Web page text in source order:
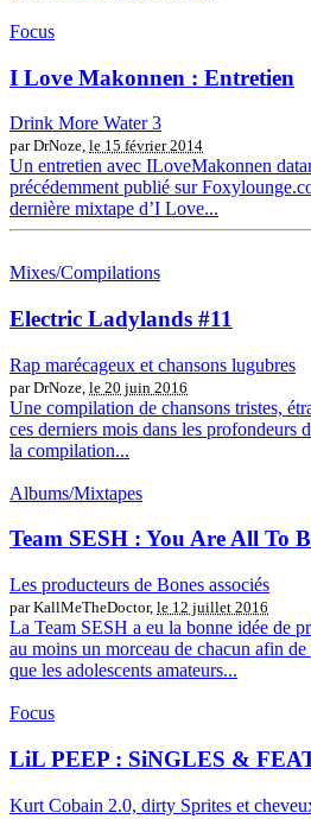
Focus
I Love Makonnen : Entretien
Drink More Water 3
par DrNoze, le 15 février 2014
Un entretien avec ILoveMakonnen
précédemment publié sur
dernière mixtape d’I Love...
Mixes/Compilations
Electric Ladylands #11
Rap marécageux et chansons lugubres
par DrNoze, le 20 juin 2016
Une compilation de chansons tristes,
ces derniers mois dans les profondeurs
la compilation...
Albums/Mixtapes
Team SESH : You Are All To
Les producteurs de Bones associés
par KallMeTheDoctor, le 12 juillet 2016
La Team SESH a eu la bonne idée de
au moins un morceau de chacun afin
que les adolescents amateurs...
Focus
LiL PEEP : SiNGLES &
Kurt Cobain 2.0, dirty Sprites et